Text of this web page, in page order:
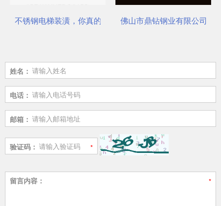
不锈钢电梯装潢，你真的选对了吗？佛山市鼎钻钢业有限公司，
姓名：
电话：
邮箱：
验证码：
留言内容：